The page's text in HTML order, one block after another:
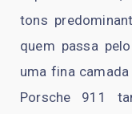
tons
quem passa
uma fina
Porsche 911